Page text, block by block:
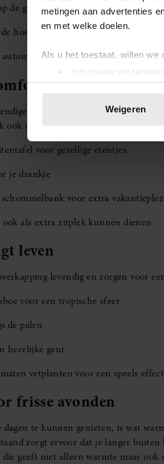
metingen aan advertenties
en met welke doelen.
Als u het toestaat, willen we
Informatie
Uw apparaat
toestemming op elk
We gebruiken cookies om
websiteverkeer te
media, adverteren en
verstrekt of die ze hebben
onze website blijft gebruiken.
Weigeren
de grond met LED-kaarsen
hoeken voor extra gezelligheid
aangaan als het donker
met de
loungebanken en stoelen met
aan:
voor gezellige etentjes
je drankje
voor extra
als extra zitplek kunnen dienen
leven
levendig en zorgen voor
voor een tropische sfeer
de palen
heerlijke geur
vetplanten voor een speels effect
frisse avonden
te kunnen genieten, is wat
zorgt ervoor dat je langer
geeft niet alleen warmte maar ook